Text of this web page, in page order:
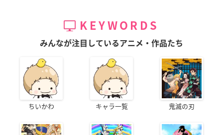
KEYWORDS
みんなが注目しているアニメ・作品たち
ちいかわ キャラ一覧 鬼滅の刃